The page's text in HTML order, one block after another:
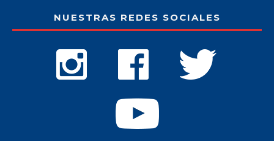
NUESTRAS REDES SOCIALES